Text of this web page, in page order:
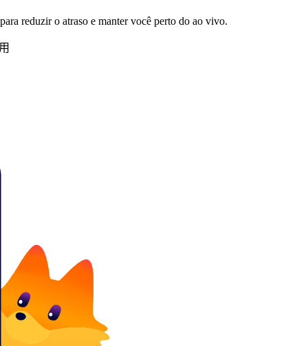
reduzir o atraso e manter você perto do ao vivo.